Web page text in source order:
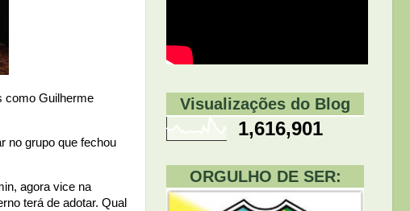
como Guilherme
no grupo que fechou
agora vice na
terá de adotar. Qual
Visualizações do Blog
1,616,901
ORGULHO DE SER: